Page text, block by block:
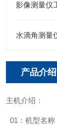
影像测量仪
水滴角测量
产品介绍
主机介绍：
01 ：机型名称